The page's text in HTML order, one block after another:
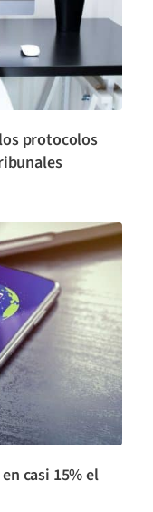
protocolos
casi 15% el